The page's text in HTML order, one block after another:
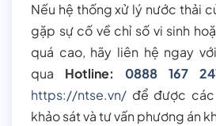
Nếu hệ thống xử lý nước thải
gặp sự cố về chỉ số vi sinh
quá cao, hãy liên hệ ngay
qua Hotline: 0888 167
https://ntse.vn/ để được
khảo sát và tư vấn phương án